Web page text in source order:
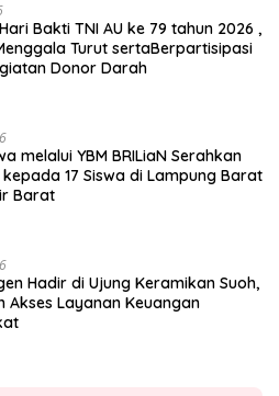
Bakti TNI AU ke 79 tahun 2026 ,
Turut sertaBerpartisipasi
Donor Darah
melalui YBM BRILiaN Serahkan
17 Siswa di Lampung Barat
Barat
Hadir di Ujung Keramikan Suoh,
Akses Layanan Keuangan